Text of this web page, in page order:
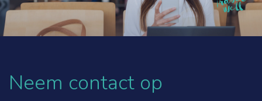
Neem contact op